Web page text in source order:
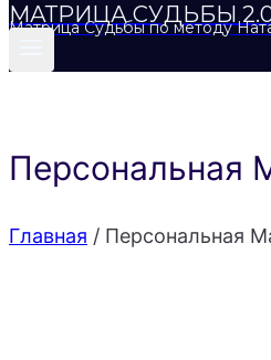
МАТРИЦА СУДЬБЫ
Матрица Судьбы по методу
Персональная
Главная / Персональная